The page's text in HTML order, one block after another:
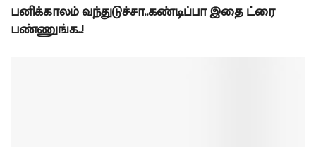
பனிக்காலம் வந்துடுச்சா..கண்டிப்பா இதை ட்ரை
பண்ணுங்க..!